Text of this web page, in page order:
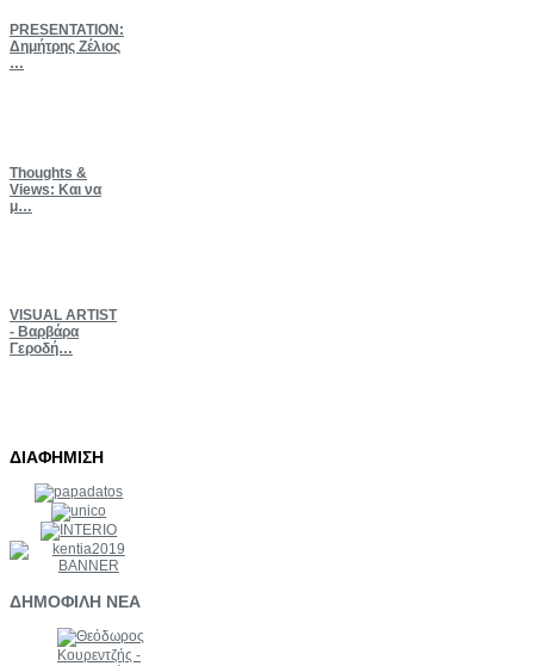
PRESENTATION:
Δημήτρης Ζέλιος
…
Thoughts &
Views: Και να
μ…
VISUAL ARTIST
- Βαρβάρα
Γεροδή…
ΔΙΑΦΗΜΙΣΗ
ΔΗΜΟΦΙΛΗ ΝΕΑ